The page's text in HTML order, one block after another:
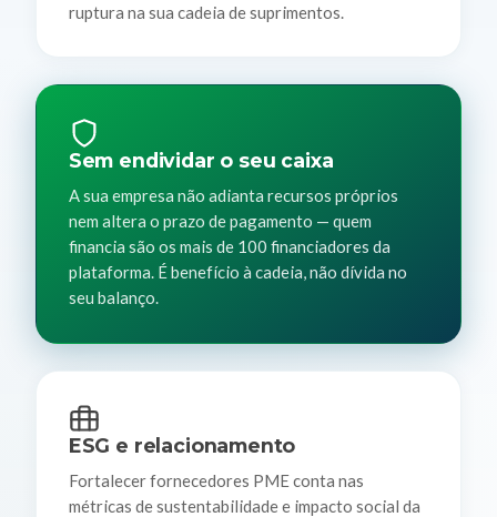
ruptura na sua cadeia de suprimentos.
Sem endividar o seu caixa
A sua empresa não adianta recursos próprios
nem altera o prazo de pagamento — quem
financia são os mais de 100 financiadores da
plataforma. É benefício à cadeia, não dívida no
seu balanço.
ESG e relacionamento
Fortalecer fornecedores PME conta nas
métricas de sustentabilidade e impacto social da